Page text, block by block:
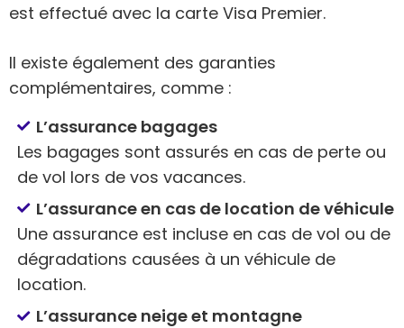
est effectué avec la carte Visa Premier.
Il existe également des garanties
complémentaires, comme :
L’assurance bagages
Les bagages sont assurés en cas de perte ou
de vol lors de vos vacances.
L’assurance en cas de location de véhicule
Une assurance est incluse en cas de vol ou de
dégradations causées à un véhicule de
location.
L’assurance neige et montagne